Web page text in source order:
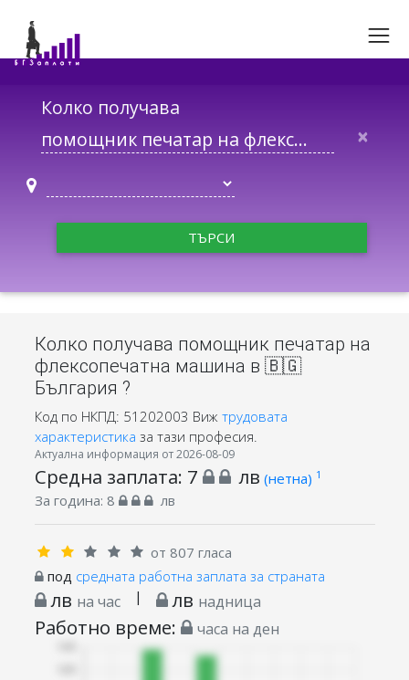
Колко получава
×
ТЪРСИ
Колко получава помощник печатар на
флексопечатна машина в 🇧🇬
България ?
Код по НКПД: 51202003 Виж трудовата
характеристика за тази професия.
Актуална информация от 2026-08-09
Средна заплата: 7 лв (нетна) 1
За година: 8 лв
от 807 гласа
под средната работна заплата за страната
лв на час | лв надница
Работно време: часа на ден